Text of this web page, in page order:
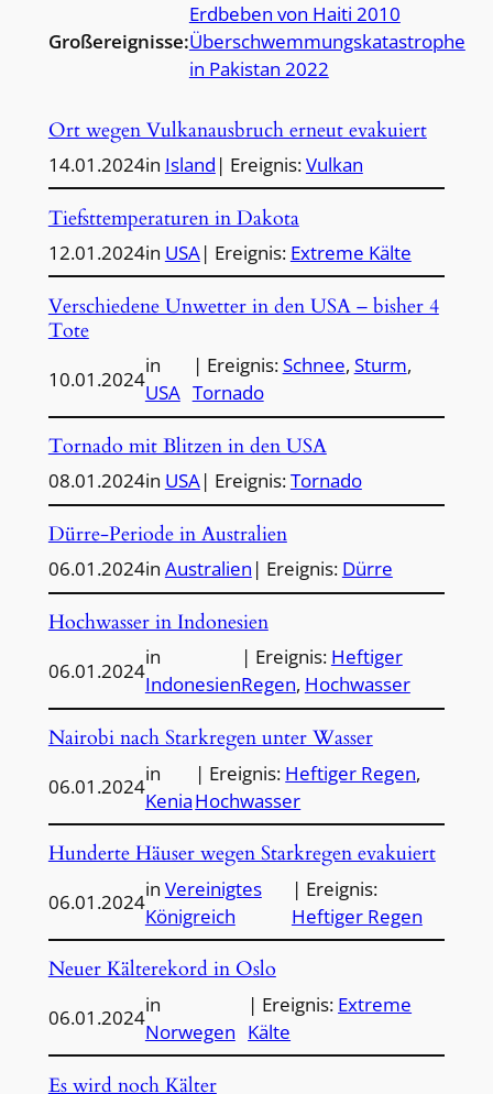
Großereignisse:
Erdbeben von Haiti 2010
Überschwemmungskatastrophe
in Pakistan 2022
Ort wegen Vulkanausbruch erneut evakuiert
14.01.2024in Island | Ereignis:Vulkan
Tiefsttemperaturen in Dakota
12.01.2024in USA| Ereignis: Extreme Kälte
Verschiedene Unwetter in den USA – bisher 4
Tote
10.01.2024
in
USA
| Ereignis:Schnee, Sturm
Tornado
Tornado mit Blitzen in den USA
08.01.2024in USA| Ereignis:Tornado
Dürre-Periode in Australien
06.01.2024in Australien | Ereignis: Dürre
Hochwasser in Indonesien
06.01.2024
in
Indonesien
| Ereignis: Heftiger
Regen, Hochwasser
Nairobi nach Starkregen unter Wasser
06.01.2024
in
Kenia
| Ereignis: Heftiger Regen
Hochwasser
Hunderte Häuser wegen Starkregen evakuiert
06.01.2024
in Vereinigtes
Königreich
| Ereignis:
Heftiger Regen
Neuer Kälterekord in Oslo
06.01.2024
in
Norwegen
| Ereignis: Extreme
Kälte
Es wird noch Kälter